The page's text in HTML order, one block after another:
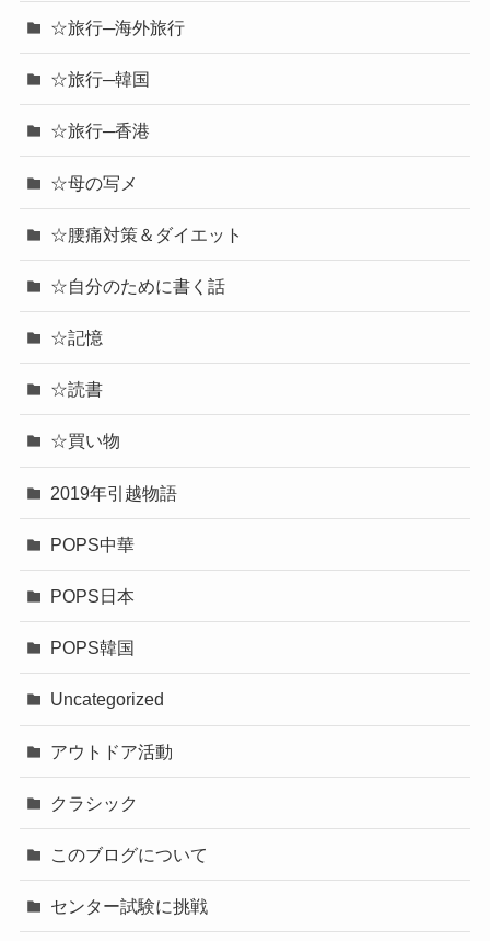
☆旅行─海外旅行
☆旅行─韓国
☆旅行─香港
☆母の写メ
☆腰痛対策＆ダイエット
☆自分のために書く話
☆記憶
☆読書
☆買い物
2019年引越物語
POPS中華
POPS日本
POPS韓国
Uncategorized
アウトドア活動
クラシック
このブログについて
センター試験に挑戦